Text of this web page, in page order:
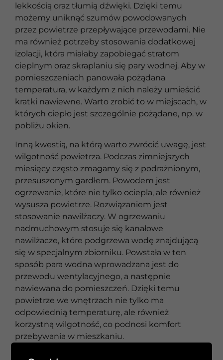
lekkością oraz tłumią dźwięki. Dzięki temu
możemy uniknąć szumów powodowanych
przez powietrze przepływające przewodami. Nie
ma również potrzeby stosowania dodatkowej
izolacji, która miałaby zapobiegać stratom
cieplnym oraz skraplaniu się pary wodnej. Aby w
pomieszczeniach panowała pożądana
temperatura, w każdym z nich należy umieścić
kratki nawiewne. Warto zrobić to w miejscach, w
których ciepło jest szczególnie pożądane, np. w
pobliżu okien.
Inną kwestią, na którą warto zwrócić uwagę, jest
wilgotność powietrza. Podczas zimniejszych
miesięcy często zmagamy się z podrażnionym,
przesuszonym gardłem. Powodem jest
ogrzewanie, które nie tylko ociepla, ale również
wysusza powietrze. Rozwiązaniem jest
stosowanie nawilżaczy. W ogrzewaniu
nadmuchowym stosuje się kanałowe
nawilżacze, które podgrzewa wodę znajdującą
się w specjalnym zbiorniku. Powstała w ten
sposób para wodna wprowadzana jest do
przewodu wentylacyjnego, a następnie
nawiewana do pomieszczeń. Dzięki temu
powietrze we wnętrzach nie tylko ma
odpowiednią temperaturę, ale również
korzystną wilgotność, co podnosi komfort
przebywania w mieszkaniu.